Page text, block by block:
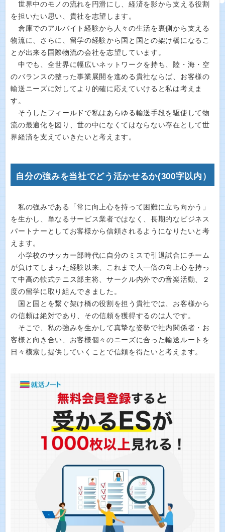
世界中のモノの流れを円滑にし、経済を影から支える役割
を担いたい思い、貴社を志望します。
倉庫でのアルバイト経験から人々の生活を裏側から支える
物流に、さらに、留学の経験から国と国との架け橋になるこ
とが出来る国際物流の会社を志望しています。
中でも、全世界に幅広いネットワークを持ち、陸・海・空
のバランスの整った事業展開を進める貴社ならば、お客様の
輸送ニーズに対してより的確に応えていけると私は考えま
す。
そうしたフィールドで私はあらゆる輸送手段を駆使して物
流の最適化を図り、世の中になくてはならない存在として世
界経済を支えていきたいと考えます。
自分の強みを当社でどう活かせるか(300字以内）
私の強みである「常に向上心を持って困難に立ち向かう」
を生かし、単なるサービス業者ではなく、長期的なビジネス
パートナーとしてお客様から信頼されるようになりたいと考
えます。
小学校のサッカー部時代に自分のミスで引退試合にチーム
が負けてしまった経験以来、これまで人一倍の向上心を持っ
て中高の軟式テニス部主将、サークル内外での音楽活動、２
度の留学に取り組んできました。
国と国とを繋ぐ架け橋の役割を担う貴社では、お客様から
の信頼は絶対であり、その信頼を獲得するのは人です。
そこで、私の強みを生かして真摯な姿勢で社内関係者・お
客様と向き合い、お客様個々のニーズに合った輸送ルートを
日々模索し提供していくことで信頼を得たいと考えます。